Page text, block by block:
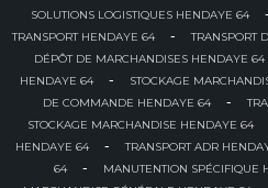
SOLUTIONS LOGISTIQUES HENDAYE 64 -
TRANSPORT HENDAYE 64 - TRANSPORT
DÉPÔT DE MARCHANDISES HENDAYE 64
HENDAYE 64
- STOCKAGE
DE COMMANDE HENDAYE 64
-
STOCKAGE MARCHANDISE HENDAYE 64
HENDAYE 64
- TRANSPORT ADR
64
- MANUTENTION SPÉCIFIQUE